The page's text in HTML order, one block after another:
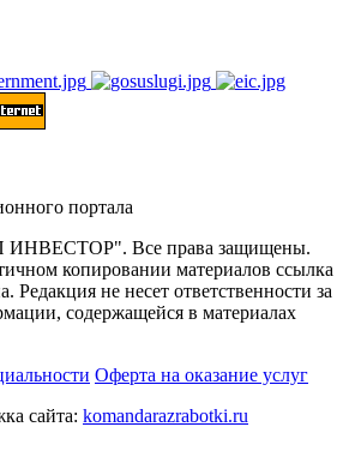
портала
Все права защищены.
копировании материалов ссылка
Редакция не несет ответственности за
содержащейся в материалах
Оферта на оказание услуг
сайта: komandarazrabotki.ru